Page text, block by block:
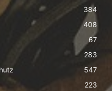
384
408
67
283
547
223